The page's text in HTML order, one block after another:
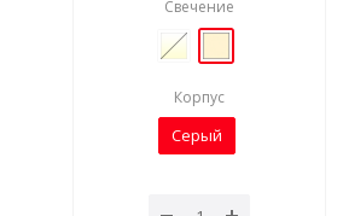
Свечение
Корпус
Серый